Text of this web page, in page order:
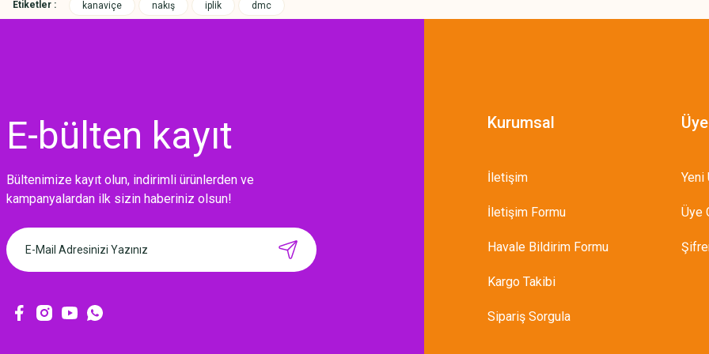
MIKNATISLI İĞNE TUTUCU-BAHAR
160,00 TL
Etiketler : kanaviçe nakış iplik dmc
E-bülten kayıt
Bültenimize kayıt olun, indirimli ürünlerden ve
kampanyalardan ilk sizin haberiniz olsun!
Kurumsal
İletişim
İletişim Formu
Havale Bildirim Formu
Kargo Takibi
Sipariş Sorgula
Yeni
Üye